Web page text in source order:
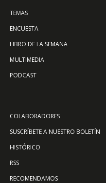
TEMAS
ENCUESTA
LIBRO DE LA SEMANA
MULTIMEDIA
PODCAST
COLABORADORES
SUSCRÍBETE A NUESTRO BOLETÍN
HISTÓRICO
RSS
RECOMENDAMOS